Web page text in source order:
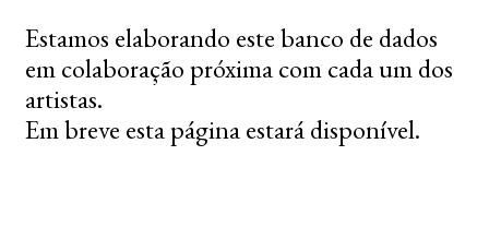
Estamos elaborando este banco de dados
em colaboração próxima com cada um dos
artistas.
Em breve esta página estará disponível.